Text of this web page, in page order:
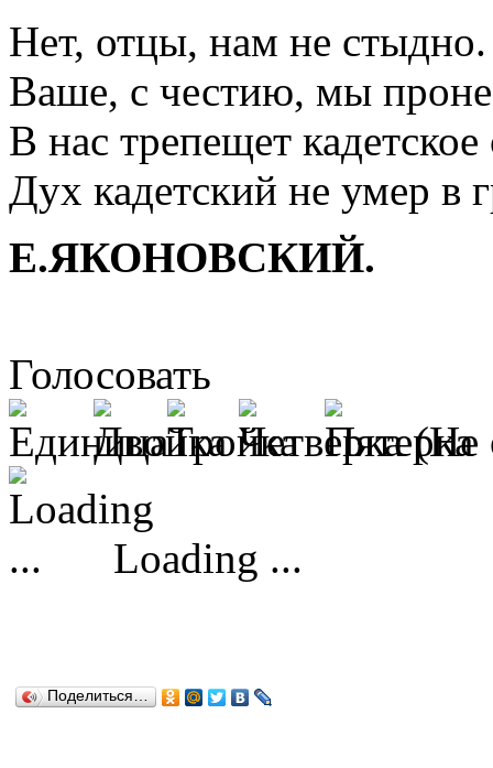
Нет, отцы, нам не стыдно.
Ваше, с честию, мы
В нас трепещет кадетское
Дух кадетский не умер в
Е.ЯКОНОВСКИЙ.
Голосовать
(Не
Loading ...
Поделиться…